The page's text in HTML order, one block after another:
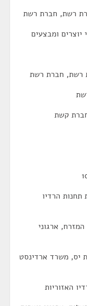
רשת, חברת רשת
יוצרים ומבצעים
רשת, חברת רשת
קשת
הרדיו
ארגוני
יס, משרד ארדינסט
האזוריות